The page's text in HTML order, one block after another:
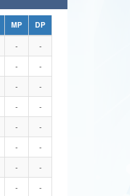
MP
DP
-
-
-
-
-
-
-
-
-
-
-
-
-
-
-
-